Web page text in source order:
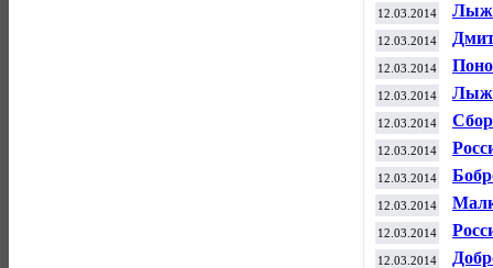
12.03.2014
47
12.03.2014
12.03.2014
ю
12.03.2014
на
12.03.2014
12.03.2014
Сочи
12.03.2014
12.03.2014
12.03.2014
12.03.2014